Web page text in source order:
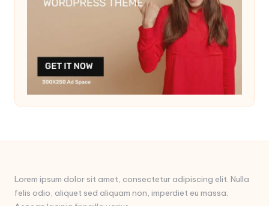
Lorem ipsum dolor sit amet, consectetur adipiscing elit. Nulla
felis odio, aliquet sed aliquam non, imperdiet eu massa.